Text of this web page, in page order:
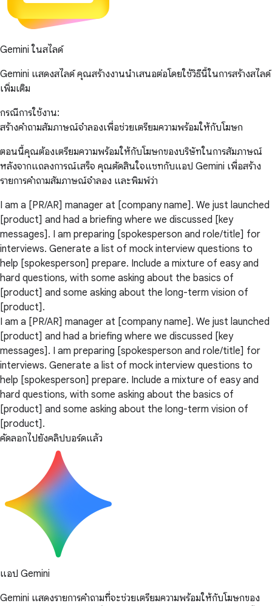
Gemini ในสไลด์
Gemini แสดงสไลด์ คุณสร้างงานนำเสนอต่อโดยใช้วิธีนี้ในการสร้างสไลด์
เพิ่มเติม
กรณีการใช้งาน:
สร้างคำถามสัมภาษณ์จำลองเพื่อช่วยเตรียมความพร้อมให้กับโฆษก
ตอนนี้คุณต้องเตรียมความพร้อมให้กับโฆษกของบริษัทในการสัมภาษณ์
หลังจากแถลงการณ์เสร็จ คุณตัดสินใจแชทกับแอป Gemini เพื่อสร้าง
รายการคำถามสัมภาษณ์จำลอง และพิมพ์ว่า
I am a [PR/AR] manager at [company name]. We just launched
[product] and had a briefing where we discussed [key
messages]. I am preparing [spokesperson and role/title] for
interviews. Generate a list of mock interview questions to
help [spokesperson] prepare. Include a mixture of easy and
hard questions, with some asking about the basics of
[product] and some asking about the long-term vision of
[product].
I am a [PR/AR] manager at [company name]. We just launched
[product] and had a briefing where we discussed [key
messages]. I am preparing [spokesperson and role/title] for
interviews. Generate a list of mock interview questions to
help [spokesperson] prepare. Include a mixture of easy and
hard questions, with some asking about the basics of
[product] and some asking about the long-term vision of
[product].
คัดลอกไปยังคลิปบอร์ดแล้ว
แอป Gemini
Gemini แสดงรายการคำถามที่จะช่วยเตรียมความพร้อมให้กับโฆษกของ